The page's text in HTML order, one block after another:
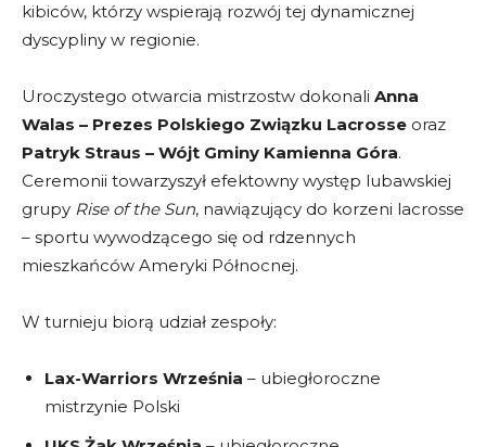
kibiców, którzy wspierają rozwój tej dynamicznej
dyscypliny w regionie.
Uroczystego otwarcia mistrzostw dokonali Anna
Walas – Prezes Polskiego Związku Lacrosse oraz
Patryk Straus – Wójt Gminy Kamienna Góra.
Ceremonii towarzyszył efektowny występ lubawskiej
grupy Rise of the Sun, nawiązujący do korzeni lacrosse
– sportu wywodzącego się od rdzennych
mieszkańców Ameryki Północnej.
W turnieju biorą udział zespoły:
Lax-Warriors Września – ubiegłoroczne
mistrzynie Polski